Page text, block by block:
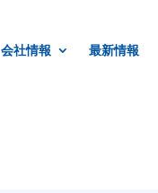
会社情報 最新情報